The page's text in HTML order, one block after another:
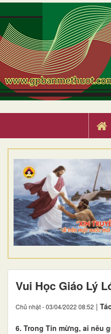
Vui Học Giáo Lý
Chủ nhật - 03/04/2022 08:52 |
6. Trong Tin mừng, ai nêu